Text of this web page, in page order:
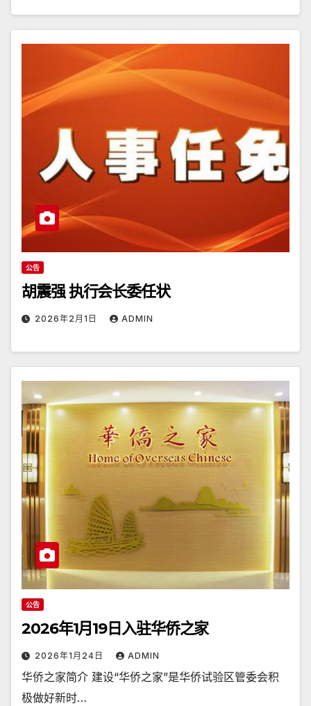
公告
胡震强 执行会长委任状
2026年2月1日 ADMIN
公告
2026年1月19日入驻华侨之家
2026年1月24日 ADMIN
华侨之家简介 建设“华侨之家”是华侨试验区管委会积
极做好新时…